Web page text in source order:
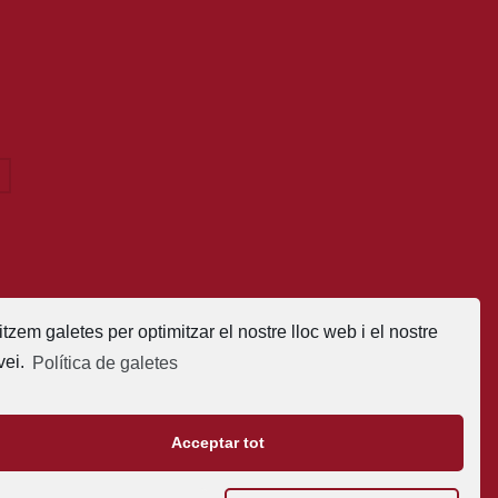
galetes per optimitzar el nostre lloc web i el nostre
Política de galetes
Acceptar tot